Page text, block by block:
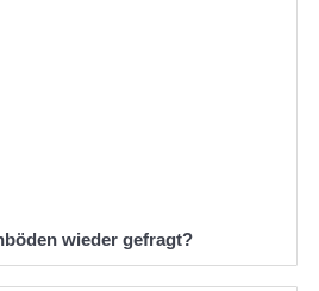
wieder gefragt?